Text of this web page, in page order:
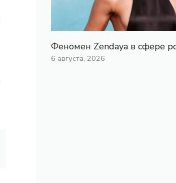
Феномен Zendaya в сфере
6 августа, 2026